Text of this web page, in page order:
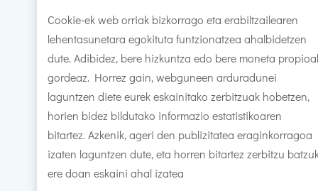
Cookie-ek web orriak bizkorrago eta erabiltzailearen
lehentasunetara egokituta funtzionatzea ahalbidetzen
dute. Adibidez, bere hizkuntza edo bere moneta
gordeaz. Horrez gain, webguneen arduradunei
laguntzen diete eurek eskainitako zerbitzuak hobetzen,
horien bidez bildutako informazio estatistikoaren
bitartez. Azkenik, ageri den publizitatea eraginkorragoa
izaten laguntzen dute, eta horren bitartez zerbitzu
ere doan eskaini ahal izatea